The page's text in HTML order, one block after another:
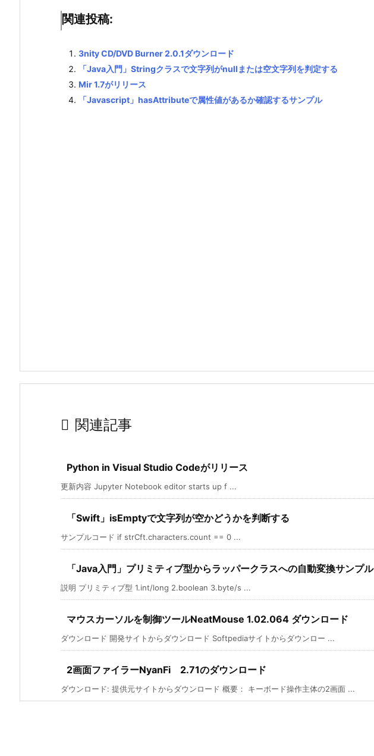
関連投稿:
3nity CD/DVD Burner 2.0.1ダウンロード
「Java入門」Stringクラスで文字列がnullまたは空文字列を判定する
Mir 1.7がリリース
「Javascript」hasAttributeで属性値があるか確認するサンプル
 関連記事
Python in Visual Studio Codeがリリース
更新内容 Jupyter Notebook editor starts up f ...
「Swift」isEmptyで文字列が空かどうかを判断する
サンプルコード if strCft.characters.count == 0 ...
「Java入門」プリミティブ型からラッパークラスへの自動変換サンプル
説明 プリミティブ型 1.int/long 2.boolean 3.byte/s ...
マウスカーソルを制御ツールNeatMouse 1.02.064 ダウンロード
ダウンロード 開発サイトからダウンロード Softpediaサイトからダウンロー ...
2画面ファイラーNyanFi 2.71のダウンロード
ダウンロード: 提供元サイトからダウンロード 概要： キーボード操作主体の2画面 ...